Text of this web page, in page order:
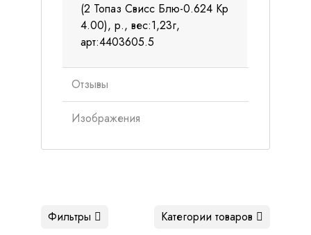
(2 Топаз Свисс Блю-0.624 Кр
4.00), р., вес:1,23г,
арт:4403605.5
Отзывы
Изображения
Категории товаров
Фильтры